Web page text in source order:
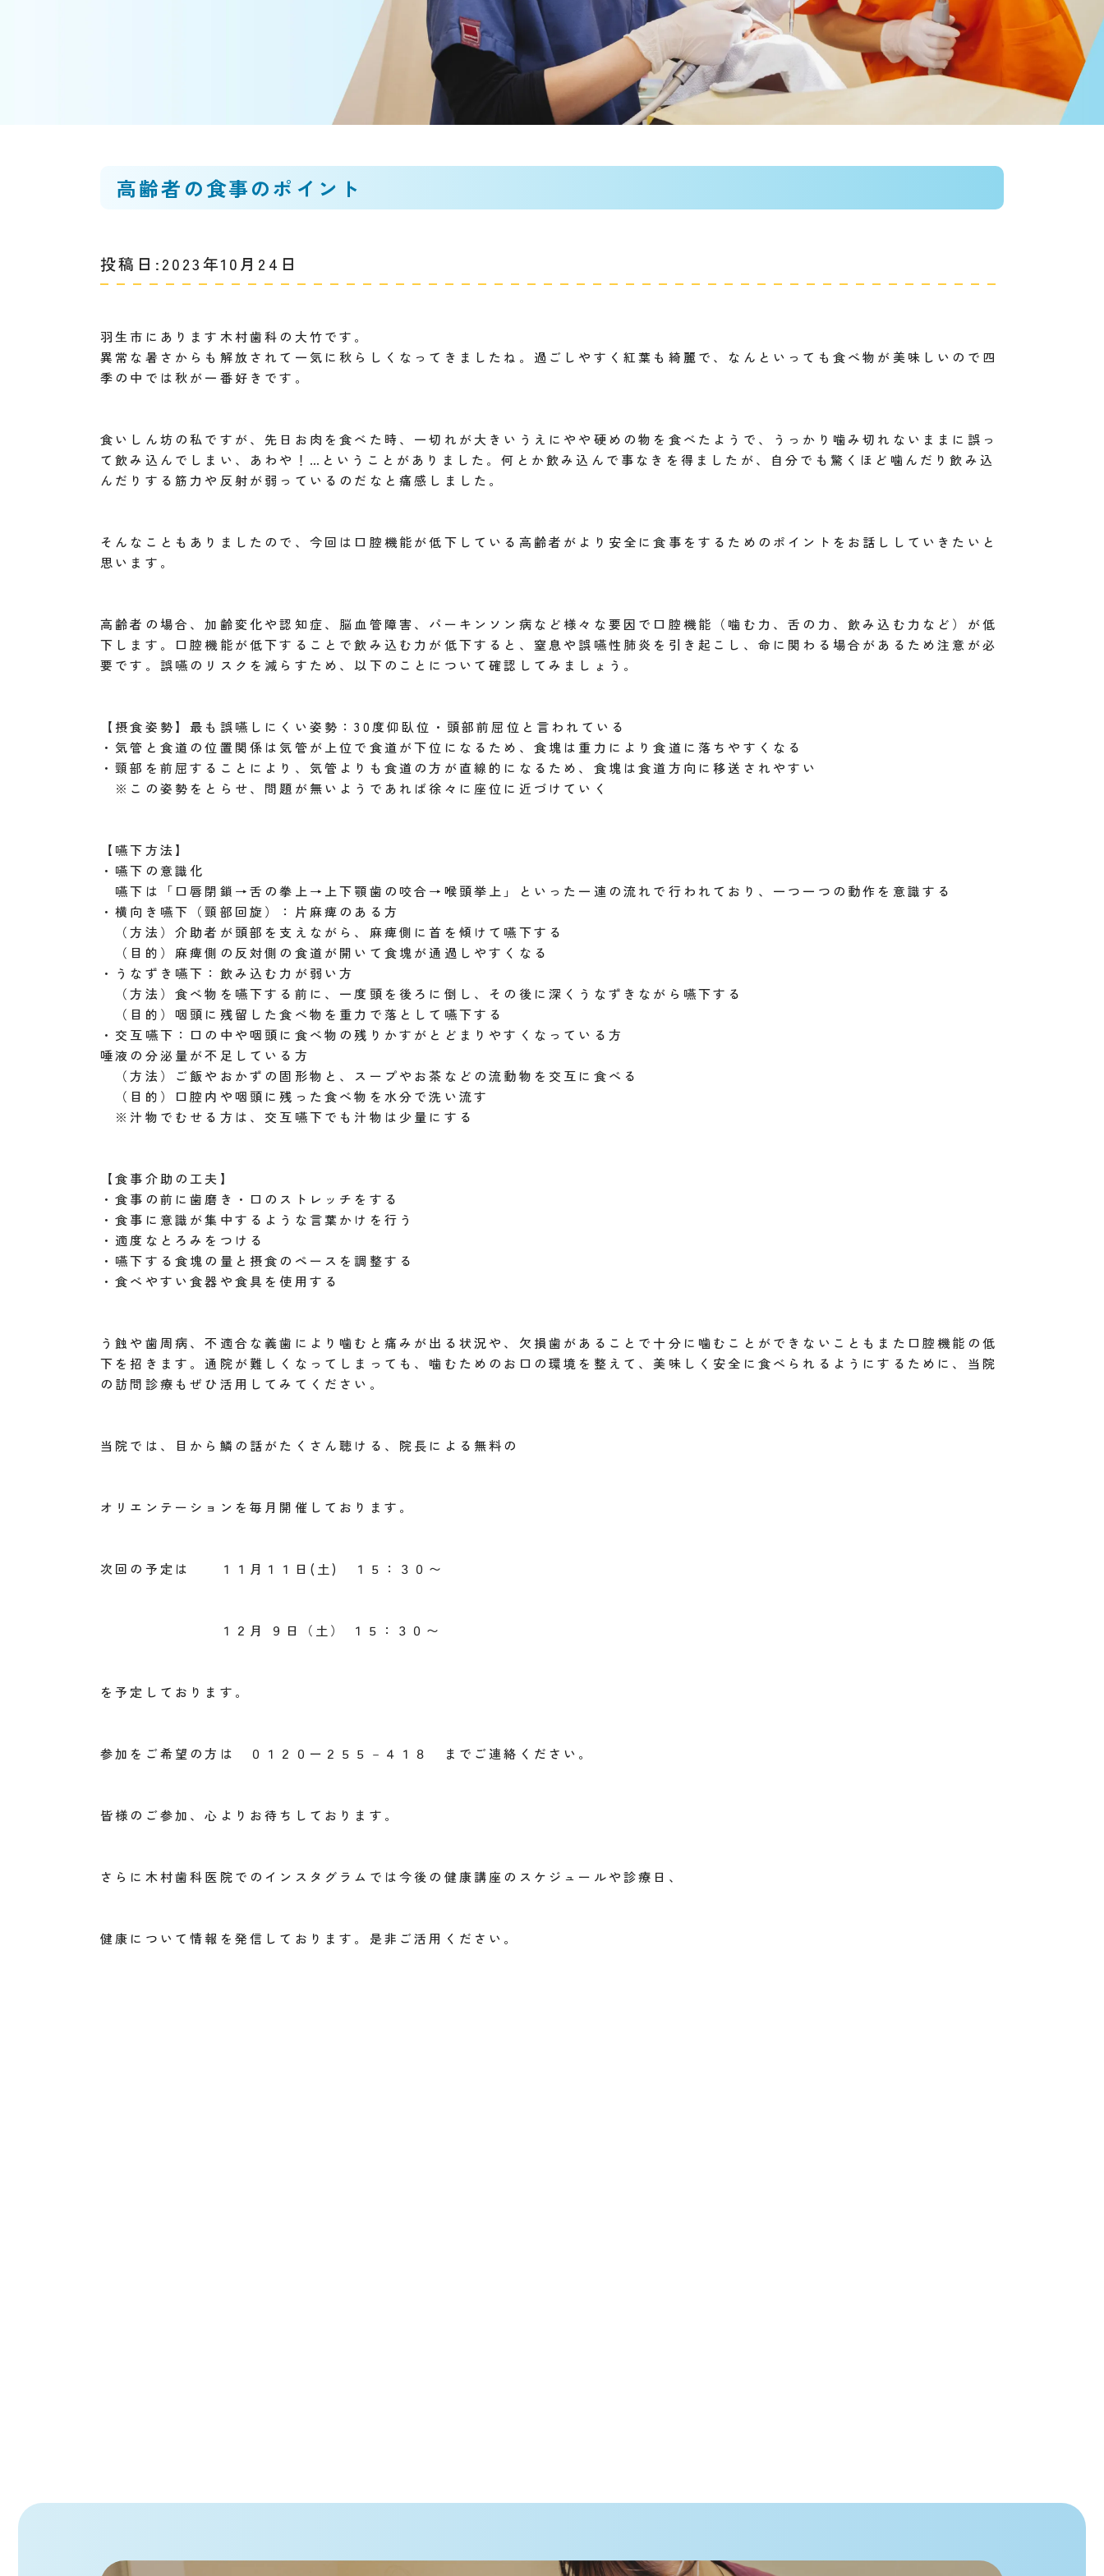
高齢者の食事のポイント
投稿日:2023年10月24日
羽生市にあります木村歯科の大竹です。
異常な暑さからも解放されて一気に秋らしくなってきましたね。過ごしやすく紅葉も綺麗で、なんといっても食べ物が美味しいので四
季の中では秋が一番好きです。
食いしん坊の私ですが、先日お肉を食べた時、一切れが大きいうえにやや硬めの物を食べたようで、うっかり噛み切れないままに誤っ
て飲み込んでしまい、あわや！…ということがありました。何とか飲み込んで事なきを得ましたが、自分でも驚くほど噛んだり飲み込
んだりする筋力や反射が弱っているのだなと痛感しました。
そんなこともありましたので、今回は口腔機能が低下している高齢者がより安全に食事をするためのポイントをお話ししていきたいと
思います。
高齢者の場合、加齢変化や認知症、脳血管障害、パーキンソン病など様々な要因で口腔機能（噛む力、舌の力、飲み込む力など）が低
下します。口腔機能が低下することで飲み込む力が低下すると、窒息や誤嚥性肺炎を引き起こし、命に関わる場合があるため注意が必
要です。誤嚥のリスクを減らすため、以下のことについて確認してみましょう。
【摂食姿勢】最も誤嚥しにくい姿勢：30度仰臥位・頭部前屈位と言われている
・気管と食道の位置関係は気管が上位で食道が下位になるため、食塊は重力により食道に落ちやすくなる
・頸部を前屈することにより、気管よりも食道の方が直線的になるため、食塊は食道方向に移送されやすい
※この姿勢をとらせ、問題が無いようであれば徐々に座位に近づけていく
【嚥下方法】
・嚥下の意識化
嚥下は「口唇閉鎖→舌の拳上→上下顎歯の咬合→喉頭挙上」といった一連の流れで行われており、一つ一つの動作を意識する
・横向き嚥下（頸部回旋）：片麻痺のある方
（方法）介助者が頭部を支えながら、麻痺側に首を傾けて嚥下する
（目的）麻痺側の反対側の食道が開いて食塊が通過しやすくなる
・うなずき嚥下：飲み込む力が弱い方
（方法）食べ物を嚥下する前に、一度頭を後ろに倒し、その後に深くうなずきながら嚥下する
（目的）咽頭に残留した食べ物を重力で落として嚥下する
・交互嚥下：口の中や咽頭に食べ物の残りかすがとどまりやすくなっている方
唾液の分泌量が不足している方
（方法）ご飯やおかずの固形物と、スープやお茶などの流動物を交互に食べる
（目的）口腔内や咽頭に残った食べ物を水分で洗い流す
※汁物でむせる方は、交互嚥下でも汁物は少量にする
【食事介助の工夫】
・食事の前に歯磨き・口のストレッチをする
・食事に意識が集中するような言葉かけを行う
・適度なとろみをつける
・嚥下する食塊の量と摂食のペースを調整する
・食べやすい食器や食具を使用する
う蝕や歯周病、不適合な義歯により噛むと痛みが出る状況や、欠損歯があることで十分に噛むことができないこともまた口腔機能の低
下を招きます。通院が難しくなってしまっても、噛むためのお口の環境を整えて、美味しく安全に食べられるようにするために、当院
の訪問診療もぜひ活用してみてください。
当院では、目から鱗の話がたくさん聴ける、院長による無料の
オリエンテーションを毎月開催しております。
次回の予定は １１月１１日(土) １５：３０〜
１２月 ９日（土） １５：３０〜
を予定しております。
参加をご希望の方は ０１２０ー２５５－４１８ までご連絡ください。
皆様のご参加、心よりお待ちしております。
さらに木村歯科医院でのインスタグラムでは今後の健康講座のスケジュールや診療日、
健康について情報を発信しております。是非ご活用ください。